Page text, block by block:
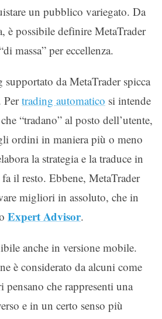
un pubblico variegato. Da
è possibile definire MetaTrader
massa” per eccellenza.
da MetaTrader spicca
Pertrading automatico si intende
“tradano” al posto dell’utente,
ordini in maniera più o meno
la strategia e la traduce in
il resto. Ebbene, MetaTrader
migliori in assoluto, che in
Expert Advisor.
anche in versione mobile.
è considerato da alcuni come
pensano che rappresenti una
e in un certo senso più